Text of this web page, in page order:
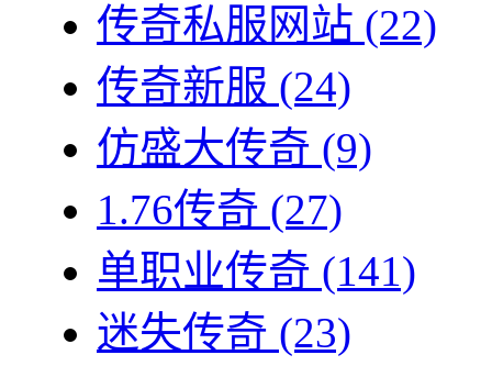
传奇私服网站 (22)
传奇新服 (24)
仿盛大传奇 (9)
1.76传奇 (27)
单职业传奇 (141)
迷失传奇 (23)